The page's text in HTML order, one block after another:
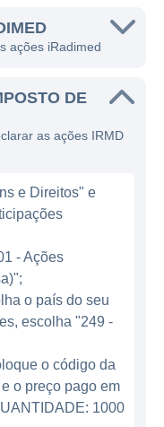
por
no
uma alternativa
de
de hospitais
equipamentos
o acesso a
otimizar o fluxo
LINHAS DE
ações iRadimed
DE
as ações IRMD
e Direitos" e
- Ações
o país do seu
escolha "249 -
o código da
o preço pago em
1000